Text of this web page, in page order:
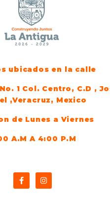
ubicados en la calle
1 Col. Centro, C.D ,
,Veracruz, Mexico
de Lunes a Viernes
A.M A 4:00 P.M